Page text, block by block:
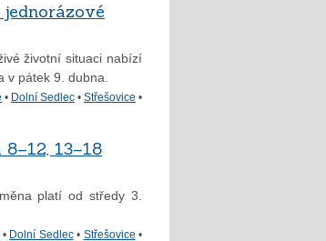
životní situaci nabízí
v pátek 9. dubna.
• Dolní Sedlec • Střešovice •
13–18
platí od středy 3.
• Dolní Sedlec• Střešovice •